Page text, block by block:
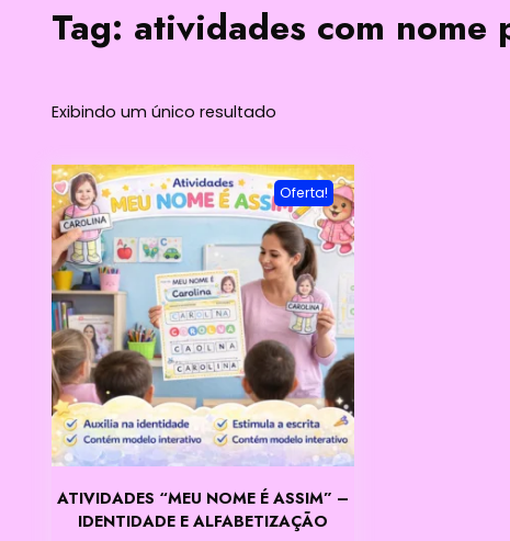
Tag: atividades com nome
Exibindo um único resultado
Oferta!
ATIVIDADES “MEU NOME É ASSIM” –
IDENTIDADE E ALFABETIZAÇÃO